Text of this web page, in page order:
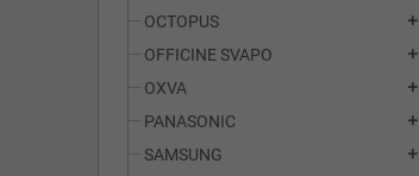
OCTOPUS add
OFFICINE SVAPO add
OXVA add
PANASONIC add
SAMSUNG add